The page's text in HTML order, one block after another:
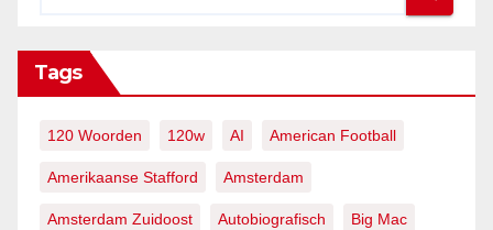
Tags
120 Woorden 120w AI American Football
Amerikaanse Stafford Amsterdam
Amsterdam Zuidoost Autobiografisch Big Mac